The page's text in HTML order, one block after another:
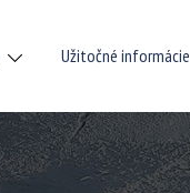
Užitočné informácie